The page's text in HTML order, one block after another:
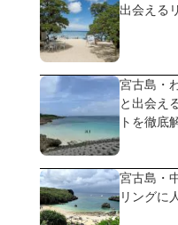
出会える
宮古島・
と出会え
トを徹底
宮古島・
リングに